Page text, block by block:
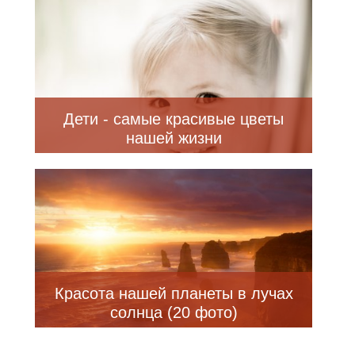
Дети - самые красивые цветы
нашей жизни
Красота нашей планеты в лучах
солнца (20 фото)